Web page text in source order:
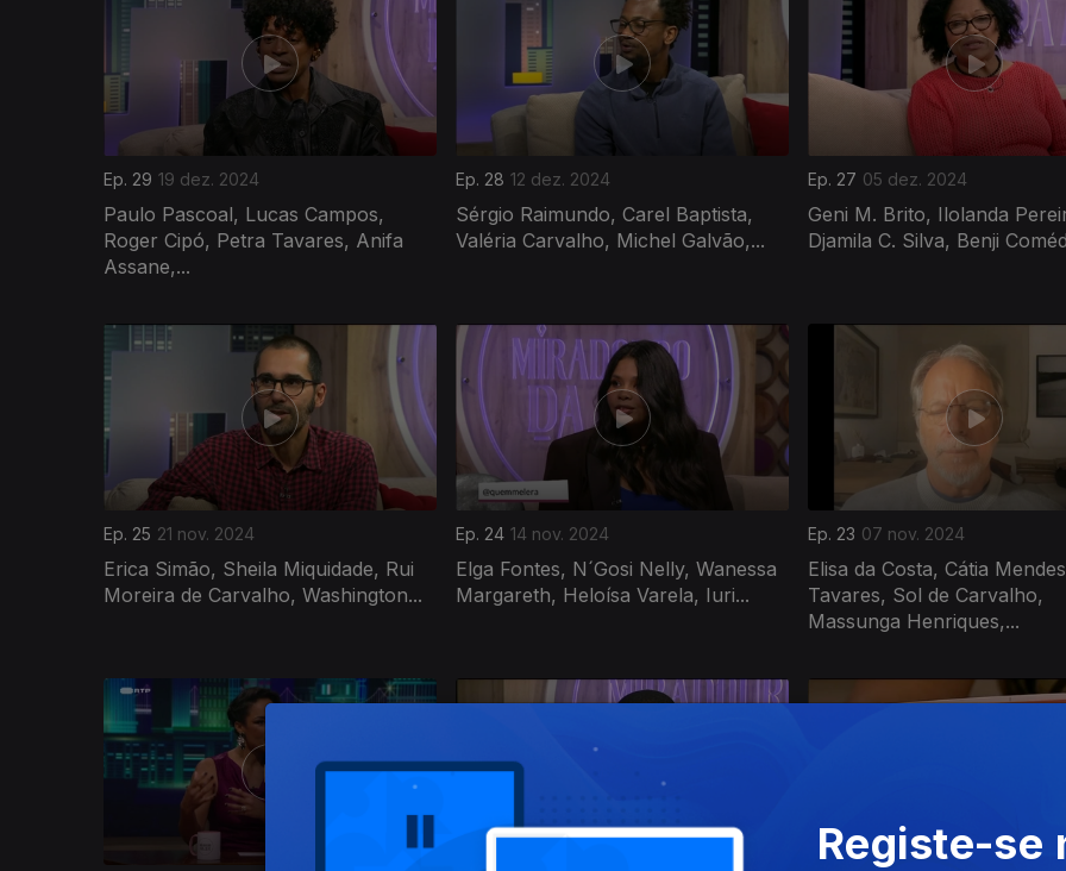
Ep. 29 19 dez. 2024
Paulo Pascoal, Lucas Campos,
Roger Cipó, Petra Tavares, Anifa
Assane,...
Ep. 28 12 dez. 2024
Sérgio Raimundo, Carel Baptista,
Valéria Carvalho, Michel Galvão,...
Ep. 27 05 dez. 2024
Geni M. Brito, Ilolanda
Djamila C. Silva, Benji
Ep. 25 21 nov. 2024
Erica Simão, Sheila Miquidade, Rui
Moreira de Carvalho, Washington...
Ep. 24 14 nov. 2024
Elga Fontes, N´Gosi Nelly, Wanessa
Margareth, Heloísa Varela, Iuri...
Ep. 23 07 nov. 2024
Elisa da Costa, Cátia Mendes
Tavares, Sol de Carvalho,
Massunga Henriques,...
800473
Registe-se